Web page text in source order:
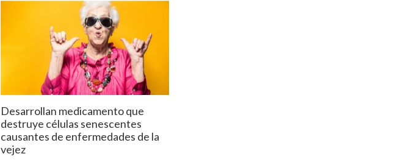
Desarrollan medicamento que
destruye células senescentes
causantes de enfermedades de la
vejez